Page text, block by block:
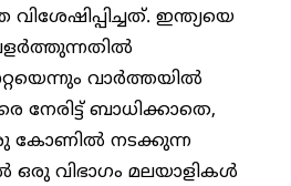
ഇന്ത്യയെ
വാർത്തയിൽ
നേരിട്ട് ബാധിക്കാതെ,
കോണിൽ നടക്കുന്ന
ഒരു വിഭാഗം മലയാളികൾ